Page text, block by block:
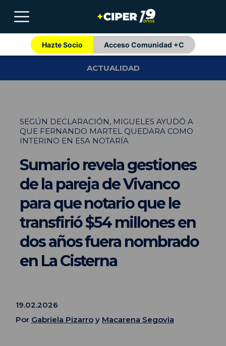
Hazte Socio Acceso Comunidad +C
ACTUALIDAD
SEGÚN DECLARACIÓN, MIGUELES AYUDÓ A
QUE FERNANDO MARTEL QUEDARA COMO
INTERINO EN ESA NOTARÍA
Sumario revela gestiones
de la pareja de Vivanco
para que notario que le
transfirió $54 millones en
dos años fuera nombrado
en La Cisterna
19.02.2026
Por Gabriela Pizarro y Macarena Segovia